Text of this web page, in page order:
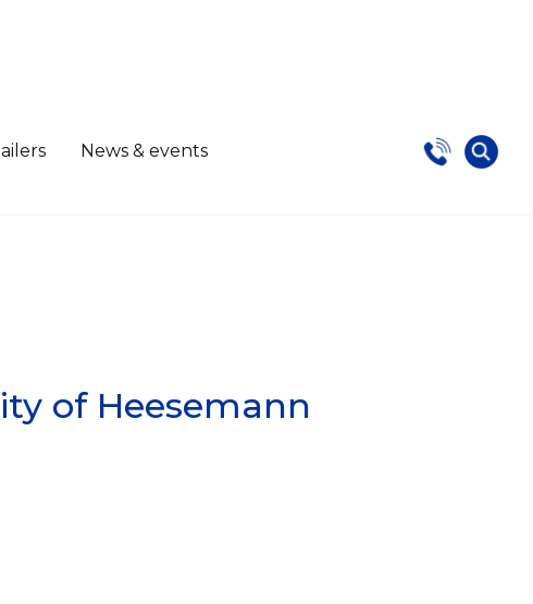
News & events
of Heesemann